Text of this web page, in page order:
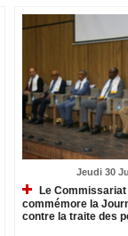
Jeudi 30
Le
commémore la
contre la traite des